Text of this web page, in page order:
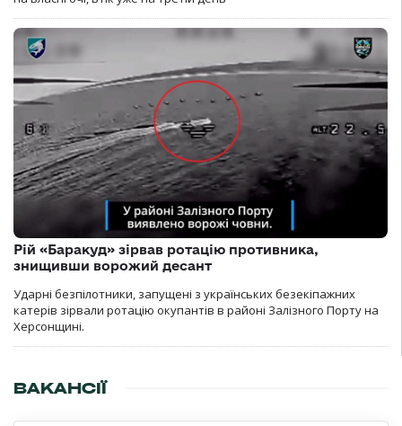
Рій «Баракуд» зірвав ротацію противника,
знищивши ворожий десант
Ударні безпілотники, запущені з українських безекіпажних
катерів зірвали ротацію окупантів в районі Залізного Порту на
Херсонщині.
ВАКАНСІЇ